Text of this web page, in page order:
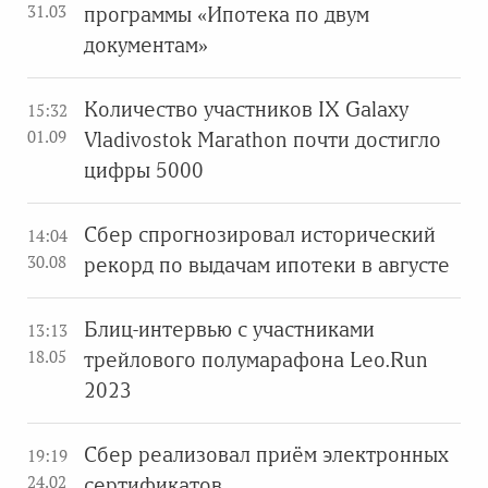
31.03
программы «Ипотека по двум
документам»
15:32
01.09
Количество участников IX Galaxy
Vladivostok Marathon почти достигло
цифры 5000
14:04
30.08
Сбер спрогнозировал исторический
рекорд по выдачам ипотеки в августе
13:13
18.05
Блиц-интервью с участниками
трейлового полумарафона Leo.Run
2023
19:19
24.02
Сбер реализовал приём электронных